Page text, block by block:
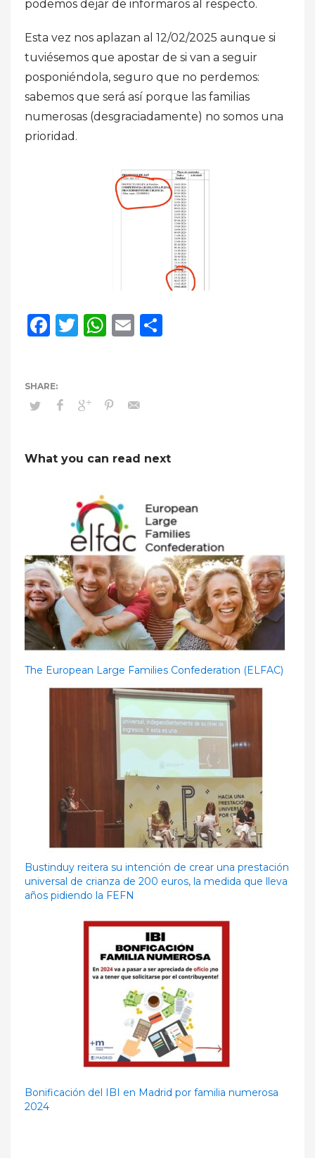
podemos dejar de informaros al respecto.
Esta vez nos aplazan al 12/02/2025 aunque si
tuviésemos que apostar de si van a seguir
posponiéndola, seguro que no perdemos:
sabemos que será así porque las familias
numerosas (desgraciadamente) no somos una
prioridad.
Facebook
Twitter
WhatsApp
Email
What you can read next
The European Large Families Confederation (ELFAC)
Bustinduy reitera su intención de crear una prestación
universal de crianza de 200 euros, la medida que lleva
años pidiendo la FEFN
Bonificación del IBI en Madrid por familia numerosa
2024